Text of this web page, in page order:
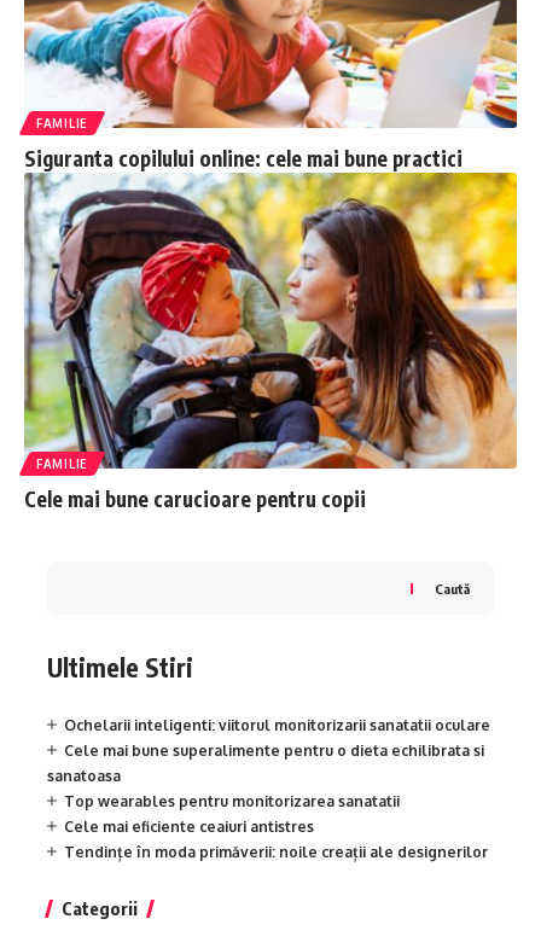
FAMILIE
Siguranta copilului online: cele mai bune practici
FAMILIE
Cele mai bune carucioare pentru copii
Caută
Ultimele Stiri
Ochelarii inteligenti: viitorul monitorizarii sanatatii oculare
Cele mai bune superalimente pentru o dieta echilibrata si
sanatoasa
Top wearables pentru monitorizarea sanatatii
Cele mai eficiente ceaiuri antistres
Tendințe în moda primăverii: noile creații ale designerilor
Categorii